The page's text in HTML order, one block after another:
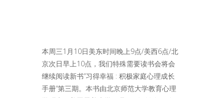
本周三1月10日美东时间晚上9点/美西6点/北
京次日早上10点，我们特殊需要读书会将会
继续阅读新书“习得幸福 : 积极家庭心理成长
手册“第三期。本书由北京师范大学教育心理